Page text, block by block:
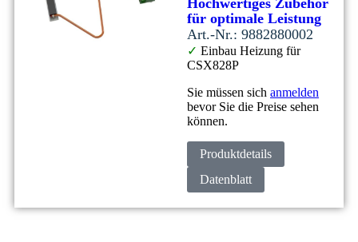
Hochwertiges Zubehör
für optimale Leistung
Art.-Nr.: 9882880002
✓ Einbau Heizung für
CSX828P
Sie müssen sich anmelden
bevor Sie die Preise sehen
können.
Produktdetails
Datenblatt